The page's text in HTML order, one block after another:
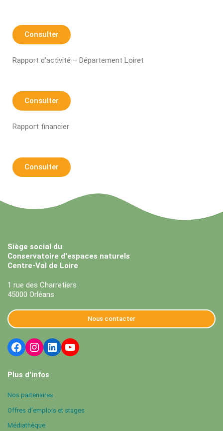
Consulter
Rapport d’activité – Département Loiret
Consulter
Rapport financier
Consulter
Siège social du
Conservatoire d'espaces naturels
Centre-Val de Loire
1 rue des Charretiers
45000 Orléans
Nous contacter
Plus d'infos
Nos partenaires
Offres d’emplois et stages
Médiathèque